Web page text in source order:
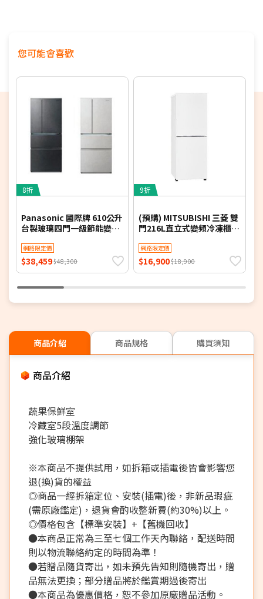
偏遠地區及外島不送！
期，以訂單順序陸續出貨，如遇原廠供貨延遲，將會
再另外發送簡訊通知。
您可能會喜歡
8折
Panasonic 國際牌 610公升
台製玻璃四門一級節能變頻
本安裝【限時優惠】
網路限定價
$38,459$48,300
9折
(預購) MITSUBISHI 三菱 雙
門216L直立式變頻冷凍櫃
機回收
網路限定價
$16,900$18,900
商品介紹 商品規格 購買須知
商品介紹
蔬果保鮮室
冷藏室5段溫度調節
強化玻璃棚架
※本商品不提供試用，如拆箱或插電後皆會影響您
退(換)貨的權益
◎商品一經拆箱定位、安裝(插電)後，非新品瑕疵
(需原廠鑑定)，退貨會酌收整新費(約30%)以上。
◎價格包含【標準安裝】+【舊機回收】
●本商品正常為三至七個工作天內聯絡，配送時間
則以物流聯絡約定的時間為準！
●若贈品隨貨寄出，如未預先告知則隨機寄出，贈
品無法更換；部分贈品將於鑑賞期過後寄出
●本商品為優惠價格，恕不參加原廠贈品活動。